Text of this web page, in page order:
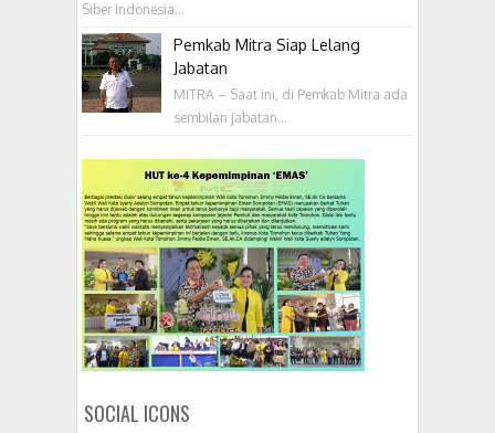
Siber Indonesia...
Pemkab Mitra Siap Lelang
Jabatan
MITRA – Saat ini, di Pemkab Mitra ada
sembilan jabatan...
SOCIAL ICONS